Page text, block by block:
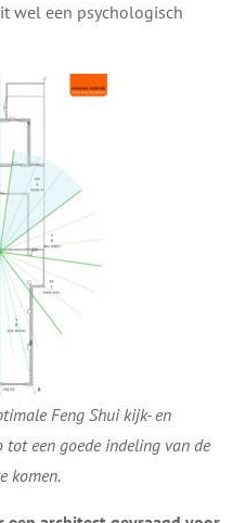
wel een psychologisch
Feng Shui kijk- en
een goede indeling van de
komen.